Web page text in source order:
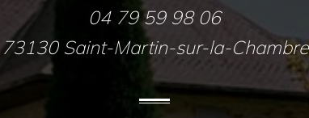
04 79 59 98 06
73130 Saint-Martin-sur-la-Chambre